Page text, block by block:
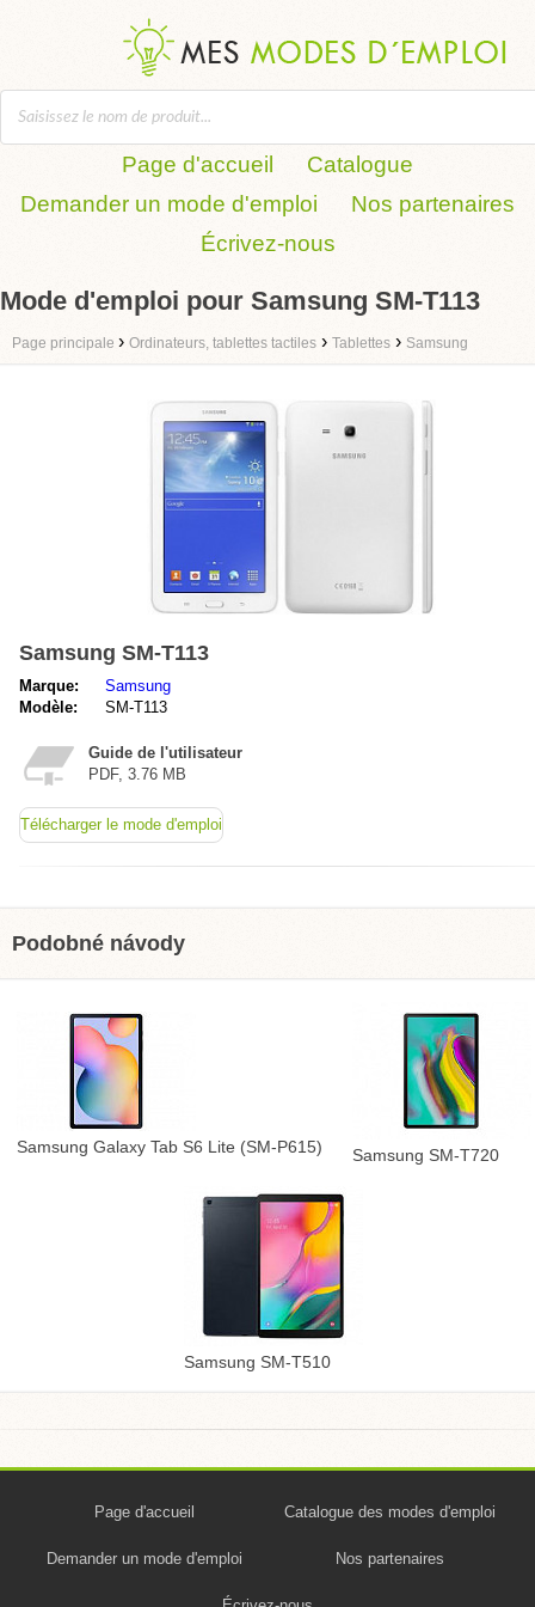
Page d'accueil
Catalogue
Demander un mode d'emploi
Nos partenaires
Écrivez-nous
Mode d'emploi pour Samsung SM-T113
Page principale › Ordinateurs, tablettes tactiles › Tablettes › Samsung
Samsung SM-T113
Marque:
Samsung
Modèle:
SM-T113
Guide de l'utilisateur
PDF, 3.76 MB
Télécharger le mode d'emploi
Podobné návody
Samsung Galaxy Tab S6 Lite (SM-P615) Samsung SM-T720
Samsung SM-T510
Page d'accueil Catalogue des modes d'emploi
Demander un mode d'emploi Nos partenaires